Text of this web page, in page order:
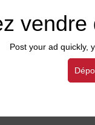
Post your ad quickly,